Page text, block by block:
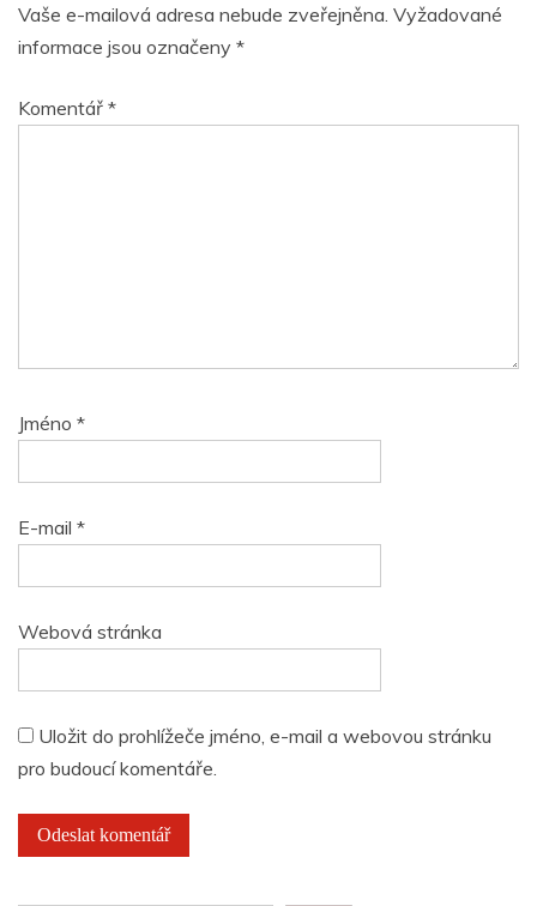
Vaše e-mailová adresa nebude zveřejněna. Vyžadované
informace jsou označeny *
Komentář *
Jméno *
E-mail *
Webová stránka
Uložit do prohlížeče jméno, e-mail a webovou stránku
pro budoucí komentáře.